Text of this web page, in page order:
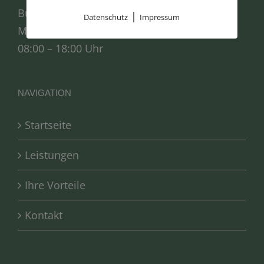
Bürozeiten:
Mo. – Fr.:
08:00 – 18:00 Uhr
NAVIGATION
Startseite
Leistungen
Ihre Vorteile
Kontakt
Datenschutz | Impressum